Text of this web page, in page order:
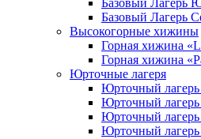
Базовый Лагерь
Базовый Лагерь
Высокогорные хижины
Горная хижина
Горная хижина
Юрточные лагеря
Юрточный
Юрточный
Юрточный
Юрточный